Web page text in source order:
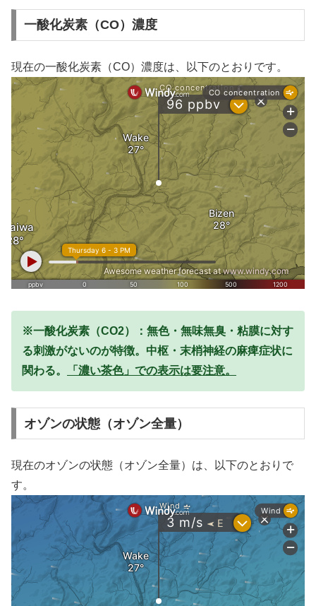
一酸化炭素（CO）濃度
現在の一酸化炭素（CO）濃度は、以下のとおりです。
※一酸化炭素（CO2）：無色・無味無臭・粘膜に対す
る刺激がないのが特徴。中枢・末梢神経の麻痺症状に
関わる。
「濃い茶色」での表示は要注意。
オゾンの状態（オゾン全量）
現在のオゾンの状態（オゾン全量）は、以下のとおりで
す。